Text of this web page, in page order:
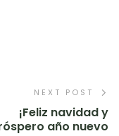
NEXT POST
¡Feliz navidad y
año nuevo